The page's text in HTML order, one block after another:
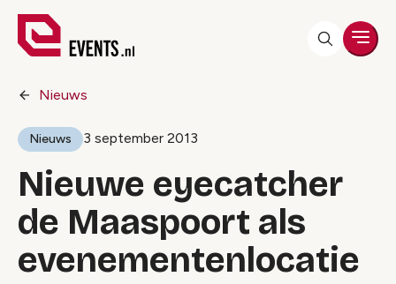
Nieuws
Nieuws 3 september 2013
Nieuwe eyecatcher
de Maaspoort als
evenementenlocatie